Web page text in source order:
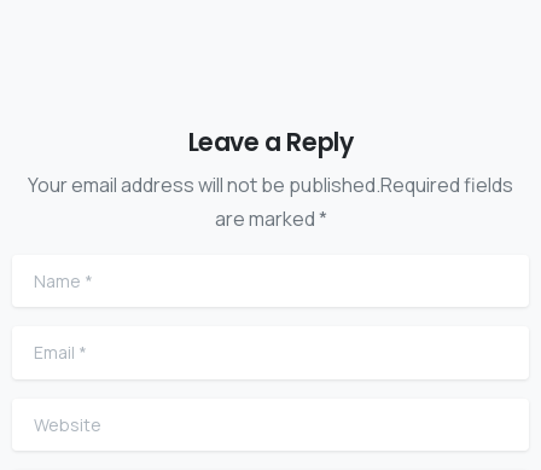
Leave a Reply
Your email address will not be published.Required fields
are marked *
Name
Email
Website